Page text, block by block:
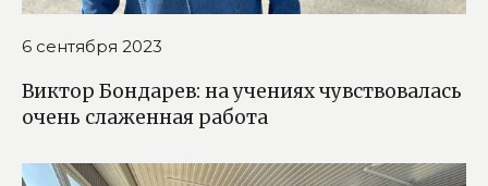
6 сентября 2023
Виктор Бондарев: на учениях чувствовалась
очень слаженная работа